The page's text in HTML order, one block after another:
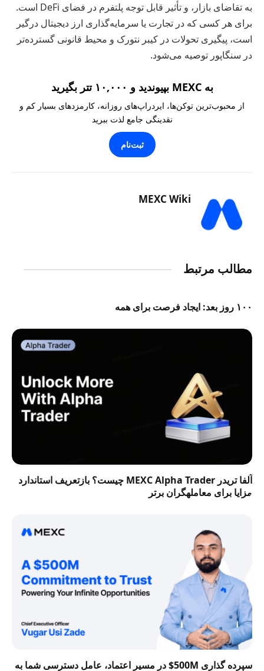
به تقاضای بازار، و تأثیر قابل توجه پلتفرم در فضای DeFi است.
برای هر کسی که در تجارت یا سرمایه‌گذاری ارز دیجیتال درگیر
است، پیگیری تحولات در کیبر نتورک و محیط قانونی گسترده‌تر
در سنگاپور توصیه می‌شود.
به MEXC بپیوندید و ۱۰,۰۰۰ تتر بگیرید
از محبوب‌ترین توکن‌ها، ایردراپ‌های روزانه، کارمزدهای بسیار کم و
نقدینگی جامع لذت ببرید
ثبت‌نام
MEXC Wiki
مطالب مرتبط
۱۰۰ روز بعد: ایجاد فرصت برای همه
آلفا تریدر MEXC Alpha Trader چیست؟ بازتعریف استاندارد
مزایا برای معاملهگران برتر
سپرده گذاری 500M$ در مسیر اعتماد، عامل دسترسی شما به